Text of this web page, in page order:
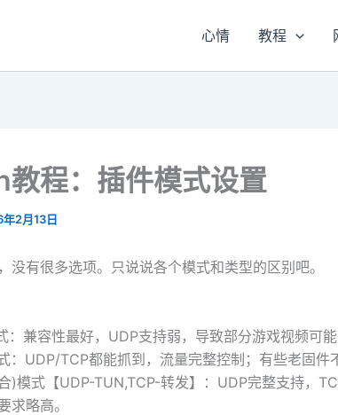
心情 教程
程：插件模式设置
2月13日
没有很多选项。只说说各个模式和类型的区别吧。
兼容性最好，UDP支持弱，导致部分游戏视频可能
UDP/TCP都能抓到，流量完整控制；有些老固件
)模式【UDP-TUN,TCP-转发】：UDP完整支持，
求略高。